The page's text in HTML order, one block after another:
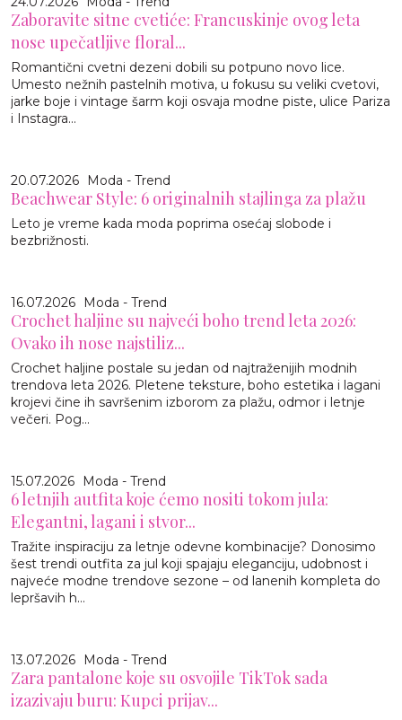
Zaboravite sitne cvetiće: Francuskinje ovog leta
nose upečatljive floral...
Romantični cvetni dezeni dobili su potpuno novo lice.
Umesto nežnih pastelnih motiva, u fokusu su veliki cvetovi,
jarke boje i vintage šarm koji osvaja modne piste, ulice Pariza
i Instagra...
20.07.2026 Moda - Trend
Beachwear Style: 6 originalnih stajlinga za plažu
Leto je vreme kada moda poprima osećaj slobode i
bezbrižnosti.
16.07.2026 Moda - Trend
Crochet haljine su najveći boho trend leta 2026:
Ovako ih nose najstiliz...
Crochet haljine postale su jedan od najtraženijih modnih
trendova leta 2026. Pletene teksture, boho estetika i lagani
krojevi čine ih savršenim izborom za plažu, odmor i letnje
večeri. Pog...
15.07.2026 Moda - Trend
6 letnjih autfita koje ćemo nositi tokom jula:
Elegantni, lagani i stvor...
Tražite inspiraciju za letnje odevne kombinacije? Donosimo
šest trendi outfita za jul koji spajaju eleganciju, udobnost i
najveće modne trendove sezone – od lanenih kompleta do
lepršavih h...
13.07.2026 Moda - Trend
Zara pantalone koje su osvojile TikTok sada
izazivaju buru: Kupci prijav...